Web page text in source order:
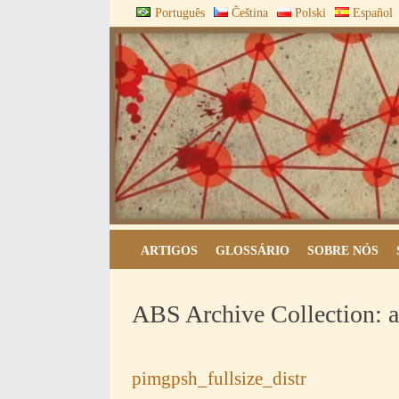
to
content
Português Čeština Polski Español
ARQUIVOS DO
ARTIGOS GLOSSÁRIO SOBRE NÓS
ABS Archive Collection:
pimgpsh_fullsize_distr